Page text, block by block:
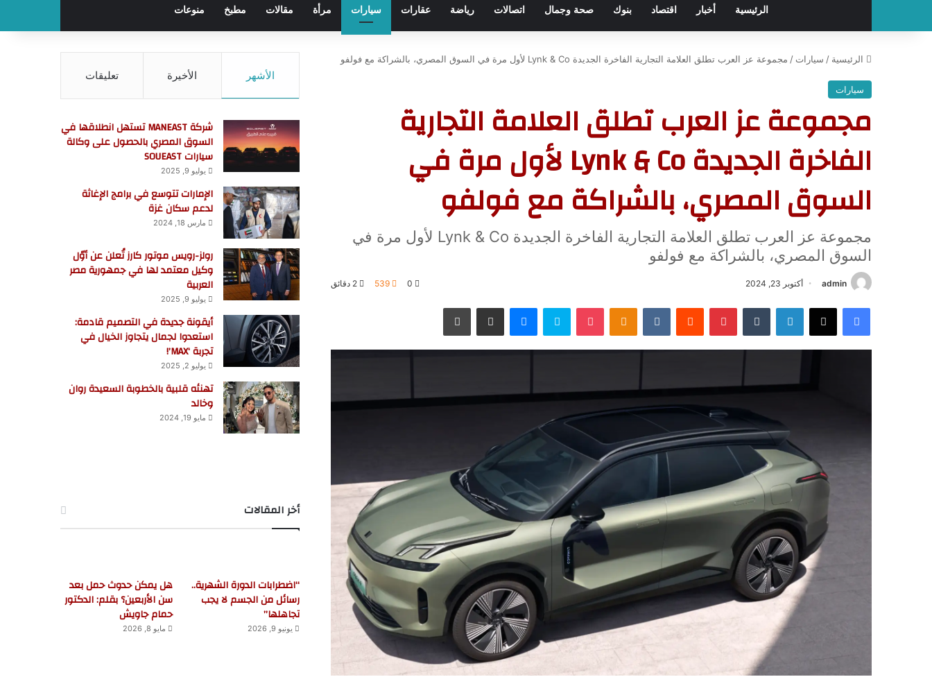
الرئيسية أخبار اقتصاد بنوك صحة وجمال اتصالات رياضة عقارات سيارات مرأة مقالات مطبخ منوعات
الرئيسية / سيارات / مجموعة عز العرب تطلق العلامة التجارية الفاخرة الجديدة Lynk & Co لأول مرة في السوق المصري، بالشراكة مع فولفو
سيارات
مجموعة عز العرب تطلق العلامة التجارية
الفاخرة الجديدة Lynk & Co لأول مرة في
السوق المصري، بالشراكة مع فولفو
مجموعة عز العرب تطلق العلامة التجارية الفاخرة الجديدة Lynk & Co لأول مرة في
السوق المصري، بالشراكة مع فولفو
admin أكتوبر 23, 2024 0
539
فيسبوك لينكدإن بينتيريست سكايب
الأشهر الأخيرة تعليقات
شركة MANEAST تستهل انطلاقها في
السوق المصري بالحصول على وكالة
سيارات SOUEAST
يوليو 9, 2025
الإمارات تتوسع في برامج الإغاثة
لدعم سكان غزة
مارس 18, 2024
رولز-رويس موتور كارز تُعلن عن أوّل
وكيل معتمد لها في جمهورية مصر
العربية
يوليو 9, 2025
أيقونة جديدة في التصميم قادمة:
استعدوا لجمال يتجاوز الخيال في
تجربة ‘MAX’!
يوليو 2, 2025
تهنئه قلبية بالخطوبة السعيدة روان
وخالد
مايو 19, 2024
أخر المقالات
“اضطرابات الدورة الشهرية..
رسائل من الجسم لا يجب
تجاهلها”
يونيو 9, 2026
هل يمكن حدوث حمل بعد
سن الأربعين؟ بقلم: الدكتور
حمام جاويش
مايو 8, 2026